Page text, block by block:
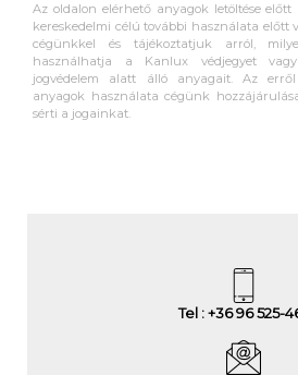
Az oldalon elérhető anyagok letöltése
kereskedelmi célú további használata előtt
cégünkkel és tájékoztatjuk arról,
használhatja a Kanlux védjegyet
jogvédelem alatt álló anyagait. Az
anyagok használata cégünk
sérti a jogainkat.
Tel : +36 96 525-